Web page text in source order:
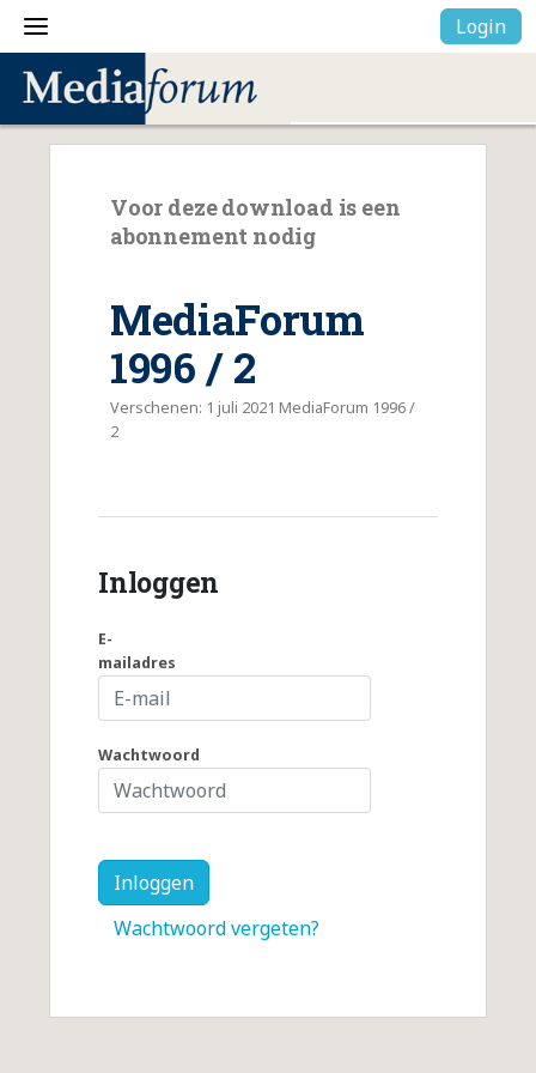
Login
Voor deze download is een
abonnement nodig
MediaForum
1996 / 2
Verschenen: 1 juli 2021 MediaForum 1996 /
2
Inloggen
E-
mailadres
Wachtwoord
Wachtwoord vergeten?